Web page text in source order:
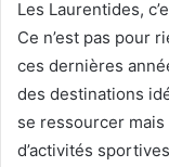
Les Laurentides,
Ce n’est pas pour
ces dernières
des destinations
se ressourcer
d’activités